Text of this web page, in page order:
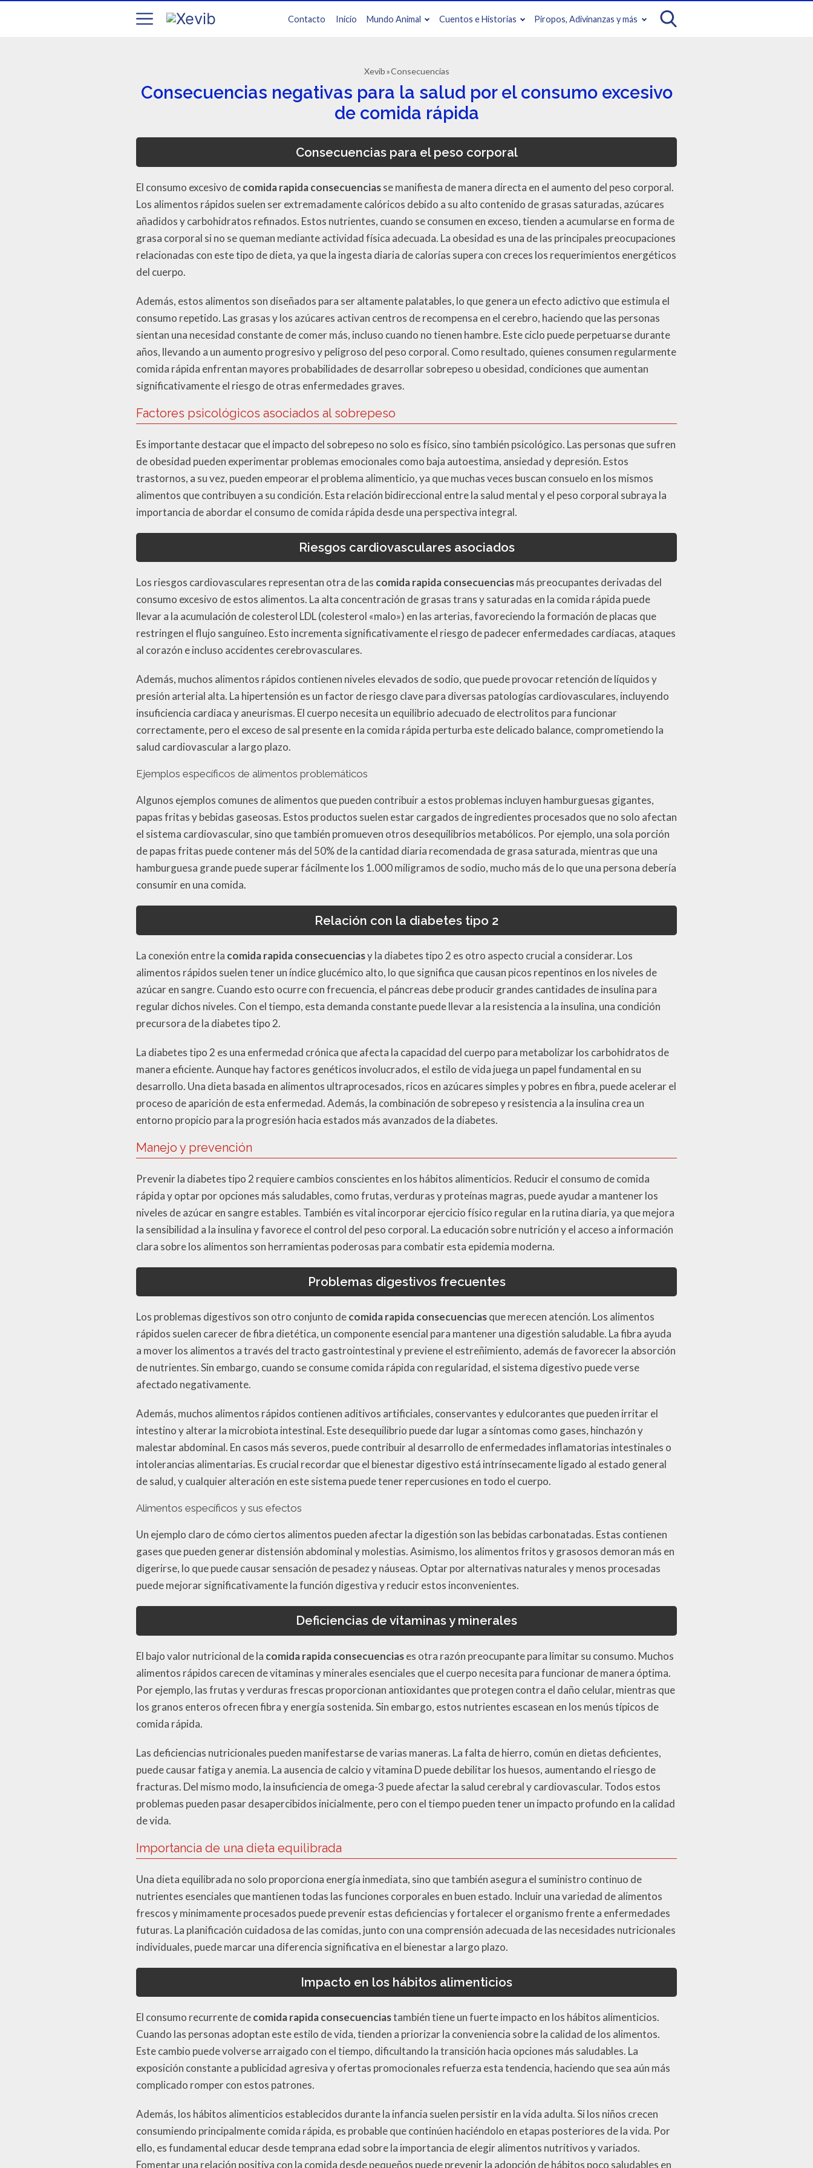
Contacto Inicio Mundo Animal Cuentos e Historias Piropos, Adivinanzas y más
Xevib Consecuencias
Consecuencias negativas para la salud por el consumo excesivo
de comida rápida
Consecuencias para el peso corporal
El consumo excesivo decomida rapida consecuenciasse manifiesta de manera directa en el aumento del peso corporal.
Los alimentos rápidos suelen ser extremadamente calóricos debido a su alto contenido de grasas saturadas, azúcares
añadidos y carbohidratos refinados. Estos nutrientes, cuando se consumen en exceso, tienden a acumularse en forma de
grasa corporal si no se queman mediante actividad física adecuada. La obesidad es una de las principales preocupaciones
relacionadas con este tipo de dieta, ya que la ingesta diaria de calorías supera con creces los requerimientos energéticos
del cuerpo.
Además, estos alimentos son diseñados para ser altamente palatables, lo que genera un efecto adictivo que estimula el
consumo repetido. Las grasas y los azúcares activan centros de recompensa en el cerebro, haciendo que las personas
sientan una necesidad constante de comer más, incluso cuando no tienen hambre. Este ciclo puede perpetuarse durante
años, llevando a un aumento progresivo y peligroso del peso corporal. Como resultado, quienes consumen regularmente
comida rápida enfrentan mayores probabilidades de desarrollar sobrepeso u obesidad, condiciones que aumentan
significativamente el riesgo de otras enfermedades graves.
Factores psicológicos asociados al sobrepeso
Es importante destacar que el impacto del sobrepeso no solo es físico, sino también psicológico. Las personas que sufren
de obesidad pueden experimentar problemas emocionales como baja autoestima, ansiedad y depresión. Estos
trastornos, a su vez, pueden empeorar el problema alimenticio, ya que muchas veces buscan consuelo en los mismos
alimentos que contribuyen a su condición. Esta relación bidireccional entre la salud mental y el peso corporal subraya la
importancia de abordar el consumo de comida rápida desde una perspectiva integral.
Riesgos cardiovasculares asociados
Los riesgos cardiovasculares representan otra de las comida rapida consecuenciasmás preocupantes derivadas del
consumo excesivo de estos alimentos. La alta concentración de grasas trans y saturadas en la comida rápida puede
llevar a la acumulación de colesterol LDL (colesterol «malo») en las arterias, favoreciendo la formación de placas que
restringen el flujo sanguíneo. Esto incrementa significativamente el riesgo de padecer enfermedades cardíacas, ataques
al corazón e incluso accidentes cerebrovasculares.
Además, muchos alimentos rápidos contienen niveles elevados de sodio, que puede provocar retención de líquidos y
presión arterial alta. La hipertensión es un factor de riesgo clave para diversas patologías cardiovasculares, incluyendo
insuficiencia cardiaca y aneurismas. El cuerpo necesita un equilibrio adecuado de electrolitos para funcionar
correctamente, pero el exceso de sal presente en la comida rápida perturba este delicado balance, comprometiendo la
salud cardiovascular a largo plazo.
Ejemplos específicos de alimentos problemáticos
Algunos ejemplos comunes de alimentos que pueden contribuir a estos problemas incluyen hamburguesas gigantes,
papas fritas y bebidas gaseosas. Estos productos suelen estar cargados de ingredientes procesados que no solo afectan
el sistema cardiovascular, sino que también promueven otros desequilibrios metabólicos. Por ejemplo, una sola porción
de papas fritas puede contener más del 50% de la cantidad diaria recomendada de grasa saturada, mientras que una
hamburguesa grande puede superar fácilmente los 1.000 miligramos de sodio, mucho más de lo que una persona debería
consumir en una comida.
Relación con la diabetes tipo 2
La conexión entre la comida rapida consecuenciasy la diabetes tipo 2 es otro aspecto crucial a considerar. Los
alimentos rápidos suelen tener un índice glucémico alto, lo que significa que causan picos repentinos en los niveles de
azúcar en sangre. Cuando esto ocurre con frecuencia, el páncreas debe producir grandes cantidades de insulina para
regular dichos niveles. Con el tiempo, esta demanda constante puede llevar a la resistencia a la insulina, una condición
precursora de la diabetes tipo 2.
La diabetes tipo 2 es una enfermedad crónica que afecta la capacidad del cuerpo para metabolizar los carbohidratos de
manera eficiente. Aunque hay factores genéticos involucrados, el estilo de vida juega un papel fundamental en su
desarrollo. Una dieta basada en alimentos ultraprocesados, ricos en azúcares simples y pobres en fibra, puede acelerar el
proceso de aparición de esta enfermedad. Además, la combinación de sobrepeso y resistencia a la insulina crea un
entorno propicio para la progresión hacia estados más avanzados de la diabetes.
Manejo y prevención
Prevenir la diabetes tipo 2 requiere cambios conscientes en los hábitos alimenticios. Reducir el consumo de comida
rápida y optar por opciones más saludables, como frutas, verduras y proteínas magras, puede ayudar a mantener los
niveles de azúcar en sangre estables. También es vital incorporar ejercicio físico regular en la rutina diaria, ya que mejora
la sensibilidad a la insulina y favorece el control del peso corporal. La educación sobre nutrición y el acceso a información
clara sobre los alimentos son herramientas poderosas para combatir esta epidemia moderna.
Problemas digestivos frecuentes
Los problemas digestivos son otro conjunto decomida rapida consecuenciasque merecen atención. Los alimentos
rápidos suelen carecer de fibra dietética, un componente esencial para mantener una digestión saludable. La fibra ayuda
a mover los alimentos a través del tracto gastrointestinal y previene el estreñimiento, además de favorecer la absorción
de nutrientes. Sin embargo, cuando se consume comida rápida con regularidad, el sistema digestivo puede verse
afectado negativamente.
Además, muchos alimentos rápidos contienen aditivos artificiales, conservantes y edulcorantes que pueden irritar el
intestino y alterar la microbiota intestinal. Este desequilibrio puede dar lugar a síntomas como gases, hinchazón y
malestar abdominal. En casos más severos, puede contribuir al desarrollo de enfermedades inflamatorias intestinales o
intolerancias alimentarias. Es crucial recordar que el bienestar digestivo está intrínsecamente ligado al estado general
de salud, y cualquier alteración en este sistema puede tener repercusiones en todo el cuerpo.
Alimentos específicos y sus efectos
Un ejemplo claro de cómo ciertos alimentos pueden afectar la digestión son las bebidas carbonatadas. Estas contienen
gases que pueden generar distensión abdominal y molestias. Asimismo, los alimentos fritos y grasosos demoran más en
digerirse, lo que puede causar sensación de pesadez y náuseas. Optar por alternativas naturales y menos procesadas
puede mejorar significativamente la función digestiva y reducir estos inconvenientes.
Deficiencias de vitaminas y minerales
El bajo valor nutricional de la comida rapida consecuenciases otra razón preocupante para limitar su consumo. Muchos
alimentos rápidos carecen de vitaminas y minerales esenciales que el cuerpo necesita para funcionar de manera óptima.
Por ejemplo, las frutas y verduras frescas proporcionan antioxidantes que protegen contra el daño celular, mientras que
los granos enteros ofrecen fibra y energía sostenida. Sin embargo, estos nutrientes escasean en los menús típicos de
comida rápida.
Las deficiencias nutricionales pueden manifestarse de varias maneras. La falta de hierro, común en dietas deficientes,
puede causar fatiga y anemia. La ausencia de calcio y vitamina D puede debilitar los huesos, aumentando el riesgo de
fracturas. Del mismo modo, la insuficiencia de omega-3 puede afectar la salud cerebral y cardiovascular. Todos estos
problemas pueden pasar desapercibidos inicialmente, pero con el tiempo pueden tener un impacto profundo en la calidad
de vida.
Importancia de una dieta equilibrada
Una dieta equilibrada no solo proporciona energía inmediata, sino que también asegura el suministro continuo de
nutrientes esenciales que mantienen todas las funciones corporales en buen estado. Incluir una variedad de alimentos
frescos y minimamente procesados puede prevenir estas deficiencias y fortalecer el organismo frente a enfermedades
futuras. La planificación cuidadosa de las comidas, junto con una comprensión adecuada de las necesidades nutricionales
individuales, puede marcar una diferencia significativa en el bienestar a largo plazo.
Impacto en los hábitos alimenticios
El consumo recurrente decomida rapida consecuenciastambién tiene un fuerte impacto en los hábitos alimenticios.
Cuando las personas adoptan este estilo de vida, tienden a priorizar la conveniencia sobre la calidad de los alimentos.
Este cambio puede volverse arraigado con el tiempo, dificultando la transición hacia opciones más saludables. La
exposición constante a publicidad agresiva y ofertas promocionales refuerza esta tendencia, haciendo que sea aún más
complicado romper con estos patrones.
Además, los hábitos alimenticios establecidos durante la infancia suelen persistir en la vida adulta. Si los niños crecen
consumiendo principalmente comida rápida, es probable que continúen haciéndolo en etapas posteriores de la vida. Por
ello, es fundamental educar desde temprana edad sobre la importancia de elegir alimentos nutritivos y variados.
Fomentar una relación positiva con la comida desde pequeños puede prevenir la adopción de hábitos poco saludables en